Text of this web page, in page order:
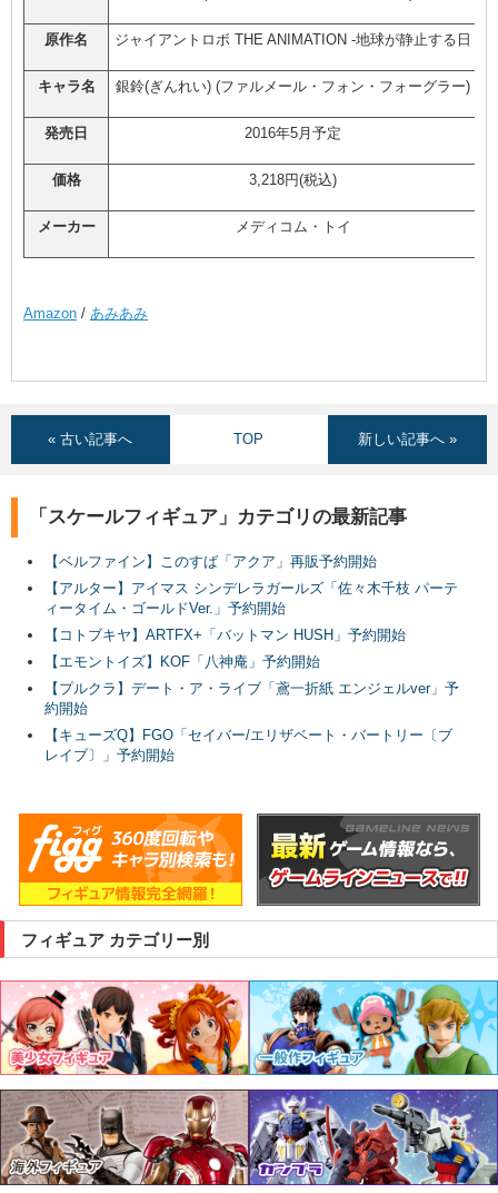
原作名 ジャイアントロボ THE ANIMATION -地球が静止する日
キャラ名 銀鈴(ぎんれい) (ファルメール・フォン・フォーグラー)
発売日 2016年5月予定
価格 3,218円(税込)
メーカー メディコム・トイ
Amazon / あみあみ
« 古い記事へ TOP 新しい記事へ »
「スケールフィギュア」カテゴリの最新記事
【ベルファイン】このすば「アクア」再販予約開始
【アルター】アイマス シンデレラガールズ「佐々木千枝 パーテ
ィータイム・ゴールドVer.」予約開始
【コトブキヤ】ARTFX+「バットマン HUSH」予約開始
【エモントイズ】KOF「八神庵」予約開始
【プルクラ】デート・ア・ライブ「鳶一折紙 エンジェルver」予
約開始
【キューズQ】FGO「セイバー/エリザベート・バートリー〔ブ
レイブ〕」予約開始
フィギュア カテゴリー別